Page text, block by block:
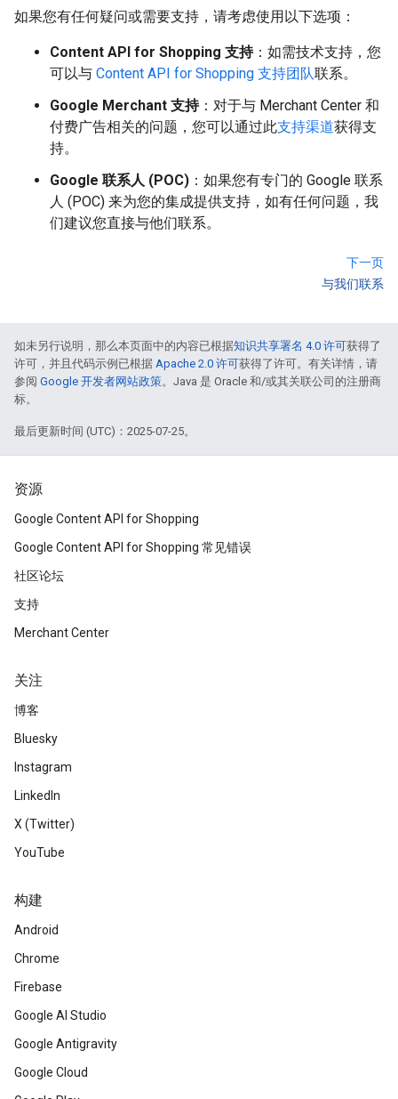
如果您有任何疑问或需要支持，请考虑使用以下选项：
Content API for Shopping 支持：如需技术支持，您
可以与 Content API for Shopping 支持团队联系。
Google Merchant 支持：对于与 Merchant Center 和
付费广告相关的问题，您可以通过此支持渠道获得支
持。
Google 联系人 (POC) ：如果您有专门的 Google 联系
人 (POC) 来为您的集成提供支持，如有任何问题，我
们建议您直接与他们联系。
下一页
与我们联系
如未另行说明，那么本页面中的内容已根据知识共享署名 4.0 许可获得了
许可，并且代码示例已根据 Apache 2.0 许可获得了许可。有关详情，请
参阅 Google 开发者网站政策。Java 是 Oracle 和/或其关联公司的注册商
标。
最后更新时间 (UTC)：2025-07-25。
资源
Google Content API for Shopping
Google Content API for Shopping 常见错误
社区论坛
支持
Merchant Center
关注
博客
Bluesky
Instagram
LinkedIn
X (Twitter)
YouTube
构建
Android
Chrome
Firebase
Google AI Studio
Google Antigravity
Google Cloud